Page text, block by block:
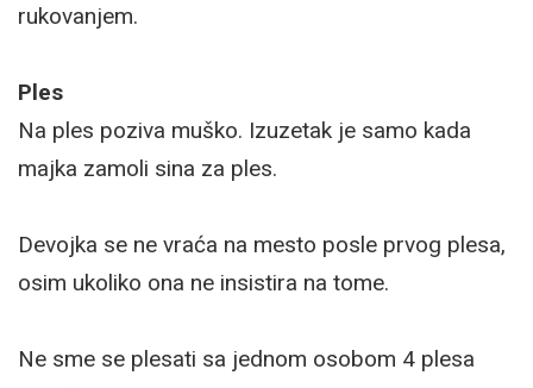
rukovanjem.
Ples
Na ples poziva muško. Izuzetak je samo kada
majka zamoli sina za ples.
Devojka se ne vraća na mesto posle prvog plesa,
osim ukoliko ona ne insistira na tome.
Ne sme se plesati sa jednom osobom 4 plesa